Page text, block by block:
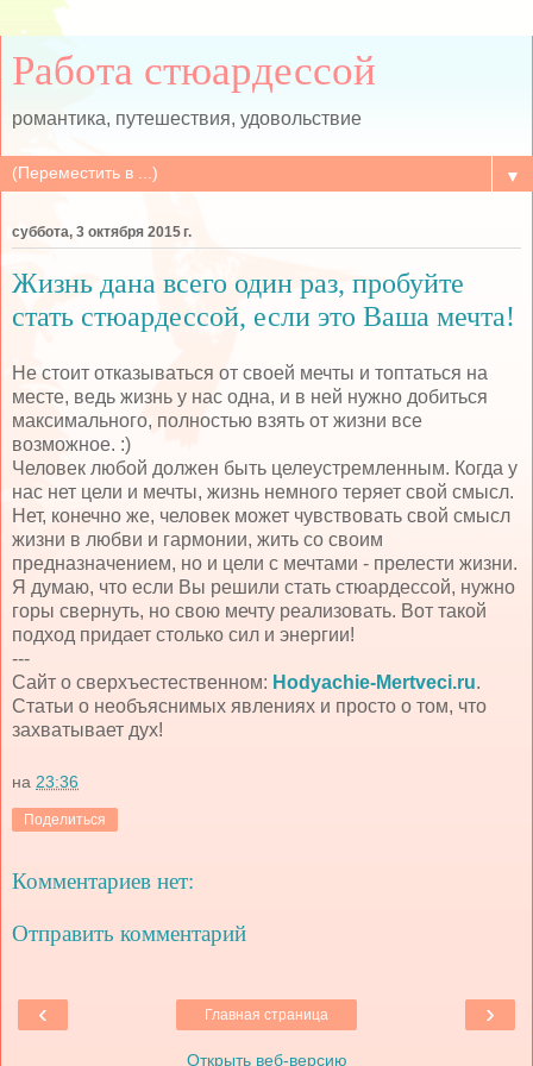
Работа стюардессой
романтика, путешествия, удовольствие
▼
суббота, 3 октября 2015 г.
Жизнь дана всего один раз, пробуйте
стать стюардессой, если это Ваша мечта!
Не стоит отказываться от своей мечты и топтаться на
месте, ведь жизнь у нас одна, и в ней нужно добиться
максимального, полностью взять от жизни все
возможное. :)
Человек любой должен быть целеустремленным. Когда у
нас нет цели и мечты, жизнь немного теряет свой смысл.
Нет, конечно же, человек может чувствовать свой смысл
жизни в любви и гармонии, жить со своим
предназначением, но и цели с мечтами - прелести жизни.
Я думаю, что если Вы решили стать стюардессой, нужно
горы свернуть, но свою мечту реализовать. Вот такой
подход придает столько сил и энергии!
---
Сайт о сверхъестественном: Hodyachie-Mertveci.ru.
Статьи о необъяснимых явлениях и просто о том, что
захватывает дух!
на 23:36
Поделиться
Комментариев нет:
Отправить комментарий
‹ ›
Главная страница
Открыть веб-версию